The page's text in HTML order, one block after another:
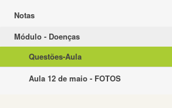
Notas
Módulo - Doenças
Questões-Aula
Aula 12 de maio - FOTOS